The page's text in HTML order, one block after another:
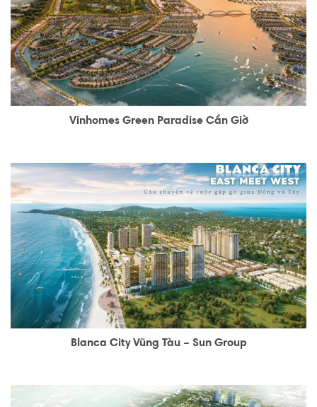
Vinhomes Green Paradise Cần Giờ
Blanca City Vũng Tàu – Sun Group